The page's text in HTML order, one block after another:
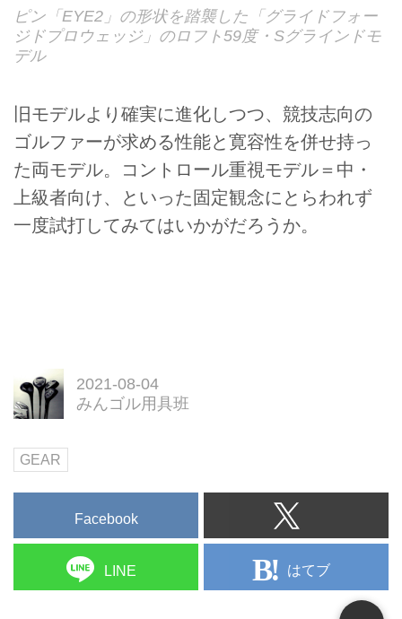
ピン「EYE2」の形状を踏襲した「グライドフォー
ジドプロウェッジ」のロフト59度・Sグラインドモ
デル
旧モデルより確実に進化しつつ、競技志向の
ゴルファーが求める性能と寛容性を併せ持っ
た両モデル。コントロール重視モデル＝中・
上級者向け、といった固定観念にとらわれず
一度試打してみてはいかがだろうか。
2021-08-04
みんゴル用具班
GEAR
Facebook
LINE はてブ